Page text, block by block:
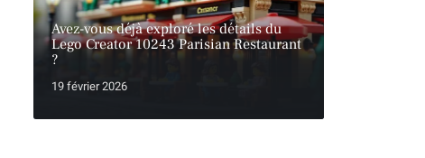
Avez-vous déjà exploré les détails du
Lego Creator 10243 Parisian Restaurant
?
19 février 2026